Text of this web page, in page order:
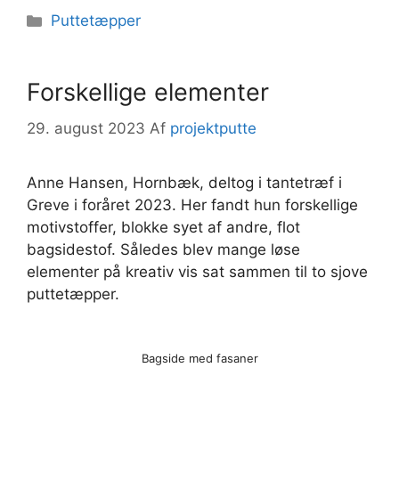
Kategorier
Puttetæpper
Forskellige elementer
29. august 2023 Af projektputte
Anne Hansen, Hornbæk, deltog i tantetræf i
Greve i foråret 2023. Her fandt hun forskellige
motivstoffer, blokke syet af andre, flot
bagsidestof. Således blev mange løse
elementer på kreativ vis sat sammen til to sjove
puttetæpper.
Bagside med fasaner